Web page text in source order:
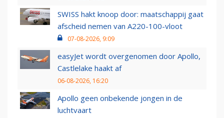
SWISS hakt knoop door: maatschappij gaat
afscheid nemen van A220-100-vloot
07-08-2026, 9:09
easyJet wordt overgenomen door Apollo,
Castlelake haakt af
06-08-2026, 16:20
Apollo geen onbekende jongen in de
luchtvaart